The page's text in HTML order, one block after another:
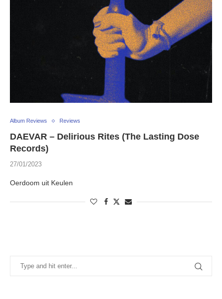
Album Reviews Reviews
DAEVAR – Delirious Rites (The Lasting Dose
Records)
27/01/2023
Oerdoom uit Keulen